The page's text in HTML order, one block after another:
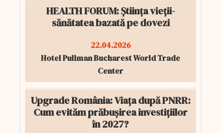
HEALTH FORUM: Știința vieții-
sănătatea bazată pe dovezi
22.04.2026
Hotel Pullman Bucharest World Trade
Center
Upgrade România: Viața după PNRR:
Cum evităm prăbușirea investițiilor
în 2027?